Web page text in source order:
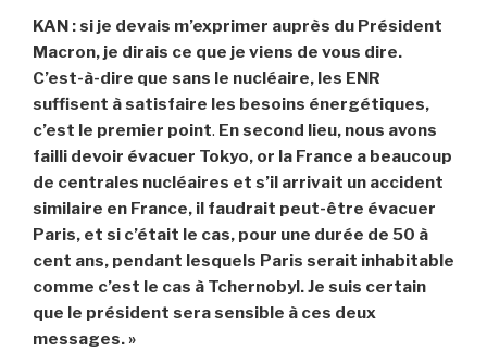
KAN : si je devais m’exprimer auprès du Président
Macron, je dirais ce que je viens de vous dire.
C’est-à-dire que sans le nucléaire, les ENR
suffisent à satisfaire les besoins énergétiques,
c’est le premier point. En second lieu, nous avons
failli devoir évacuer Tokyo, or la France a beaucoup
de centrales nucléaires et s’il arrivait un accident
similaire en France, il faudrait peut-être évacuer
Paris, et si c’était le cas, pour une durée de 50 à
cent ans, pendant lesquels Paris serait inhabitable
comme c’est le cas à Tchernobyl. Je suis certain
que le président sera sensible à ces deux
messages. »